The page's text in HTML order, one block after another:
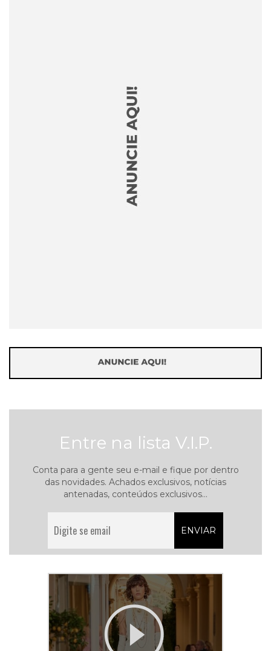
Entre na lista V.I.P.
Conta para a gente seu e-mail e fique por dentro
das novidades. Achados exclusivos, notícias
antenadas, conteúdos exclusivos...